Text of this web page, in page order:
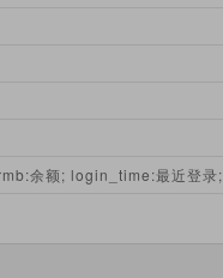
余额; login_time:最近登录;